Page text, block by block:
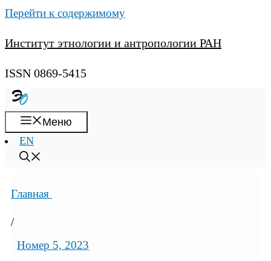
Перейти к содержимому
Институт этнологии и антропологии РАН
ISSN 0869-5415
Меню
EN
Главная
/
Номер 5, 2023